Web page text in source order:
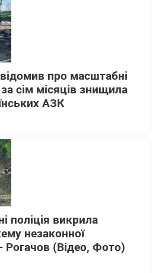
про масштабні
сім місяців знищила
АЗК
поліція викрила
незаконної
- Рогачов (Відео, Фото)